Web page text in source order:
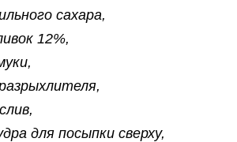
сахара,
12%,
для посыпки сверху,